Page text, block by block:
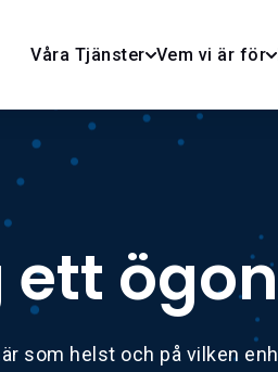
Våra Tjänster Vem vi är för
ett
som helst och på vilken